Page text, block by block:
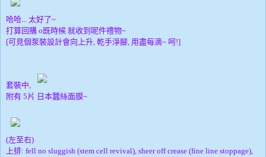
哈哈... 太好了~
打算回購 o既時候 就收到呢件禮物~
[可見個泵裝設計會向上升, 乾手淨腳, 用盡每滴~ 呵!]
套裝中,
附有 5片 日本蠶絲面膜~
(左至右)
上排: fell no sluggish (stem cell revival), sheer off crease (fine line stoppage),